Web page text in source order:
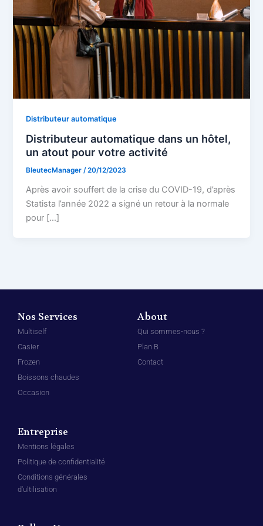
Distributeur automatique
Distributeur automatique dans un hôtel,
un atout pour votre activité
BleutecManager/20/12/2023
Après avoir souffert de la crise du COVID-19, d’après
Statista l’année 2022 a signé un retour à la normale
pour […]
Nos Services
Multiself
Casier
Frozen
Boissons chaudes
Occasion
About
Qui sommes-nous ?
Plan B
Contact
Entreprise
Mentions légales
Politique de confidentialité
Conditions générales
d'ultilisation